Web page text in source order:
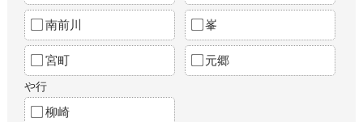
南前川 峯
宮町 元郷
や行
柳崎